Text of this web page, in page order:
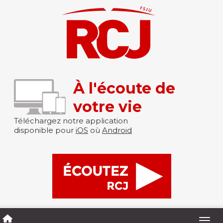
À l'écoute de
votre vie
Téléchargez notre application
disponible pour iOS où Android